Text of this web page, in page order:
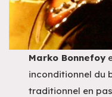
Marko Bonnefoy
inconditionnel du
traditionnel en